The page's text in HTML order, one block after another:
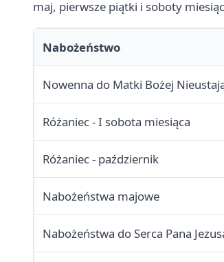
maj, pierwsze piątki i soboty
Nabożeństwo
Nowenna do Matki Bożej
Różaniec - I sobota miesiąca
Różaniec - październik
Nabożeństwa majowe
Nabożeństwa do Serca Pana